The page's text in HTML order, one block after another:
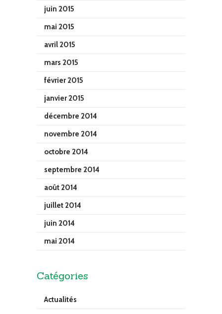
juin 2015
mai 2015
avril 2015
mars 2015
février 2015
janvier 2015
décembre 2014
novembre 2014
octobre 2014
septembre 2014
août 2014
juillet 2014
juin 2014
mai 2014
Catégories
Actualités